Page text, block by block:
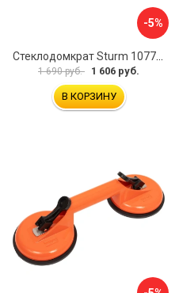
-5%
1 690 руб. 1 606 руб.
В КОРЗИНУ